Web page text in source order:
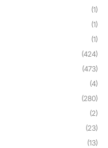
(1)
(1)
(1)
(424)
(473)
(4)
(280)
(2)
(23)
(13)